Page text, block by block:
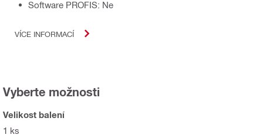
Software PROFIS: Ne
VÍCE INFORMACÍ
Vyberte možnosti
Velikost balení
1 ks